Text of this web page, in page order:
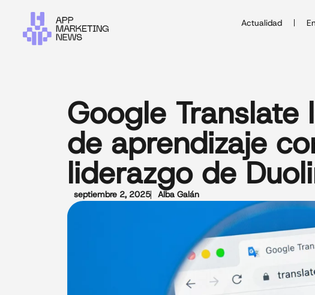
Actualidad
Google Translate
de aprendizaje
liderazgo de
septiembre 2, 2025 Alba Galán